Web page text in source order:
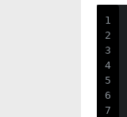
1
2
3
4
5
6
7